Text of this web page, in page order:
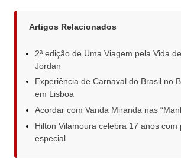
Artigos Relacionados
2ª edição de Uma Viagem pela Vida
Jordan
Experiência de Carnaval do Brasil no
em Lisboa
Acordar com Vanda Miranda nas
Hilton Vilamoura celebra 17 anos com
especial